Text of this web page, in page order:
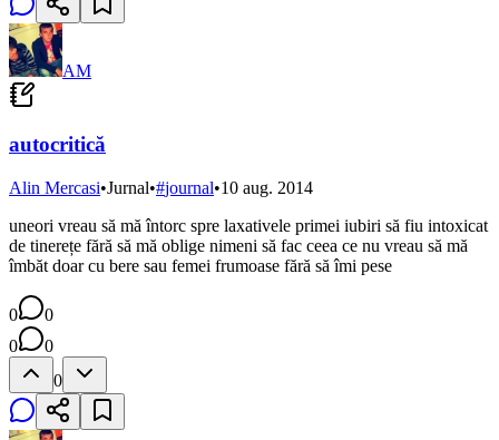
AM
autocritică
Alin Mercasi•Jurnal•#journal•10 aug. 2014
uneori vreau să mă întorc spre laxativele primei iubiri să fiu intoxicat
de tinerețe fără să mă oblige nimeni să fac ceea ce nu vreau să mă
îmbăt doar cu bere sau femei frumoase fără să îmi pese
0
0
0
0
0